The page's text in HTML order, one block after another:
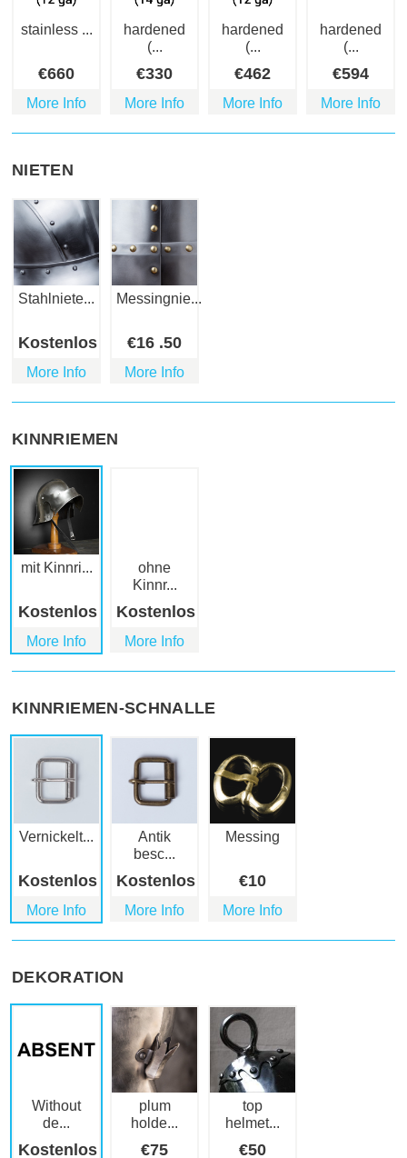
stainless ...
€660
More Info
hardened
(...
€330
More Info
hardened
(...
€462
More Info
hardened
(...
€594
More Info
NIETEN
Stahlniete...
Kostenlos
More Info
Messingnie...
€16 .50
More Info
KINNRIEMEN
mit Kinnri...
Kostenlos
More Info
ohne
Kinnr...
Kostenlos
More Info
KINNRIEMEN-SCHNALLE
Vernickelt...
Kostenlos
More Info
Antik
besc...
Kostenlos
More Info
Messing
€10
More Info
DEKORATION
Without
de...
Kostenlos
plum
holde...
€75
top
helmet...
€50